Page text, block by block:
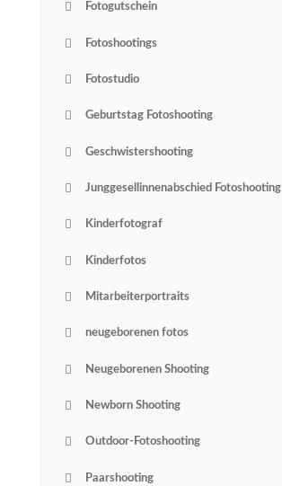
Fotogutschein
Fotoshootings
Fotostudio
Geburtstag Fotoshooting
Geschwistershooting
Junggesellinnenabschied Fotoshooting
Kinderfotograf
Kinderfotos
Mitarbeiterportraits
neugeborenen fotos
Neugeborenen Shooting
Newborn Shooting
Outdoor-Fotoshooting
Paarshooting